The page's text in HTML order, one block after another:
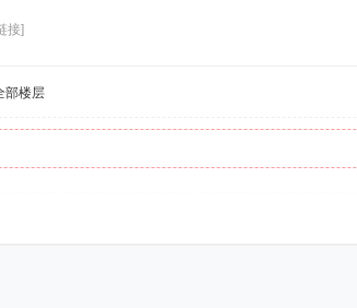
接]
部楼层